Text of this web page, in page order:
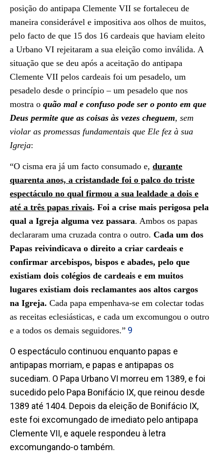
posição do antipapa Clemente VII se fortaleceu de
maneira considerável e impositiva aos olhos de muitos,
pelo facto de que 15 dos 16 cardeais que haviam eleito
a Urbano VI rejeitaram a sua eleição como inválida. A
situação que se deu após a aceitação do antipapa
Clemente VII pelos cardeais foi um pesadelo, um
pesadelo desde o princípio – um pesadelo que nos
mostra o quão mal e confuso pode ser o ponto em que
Deus permite que as coisas às vezes cheguem, sem
violar as promessas fundamentais que Ele fez à sua
Igreja:
“O cisma era já um facto consumado e, durante
quarenta anos, a cristandade foi o palco do triste
espectáculo no qual firmou a sua lealdade a dois e
até a três papas rivais. Foi a crise mais perigosa pela
qual a Igreja alguma vez passara. Ambos os papas
declararam uma cruzada contra o outro. Cada um dos
Papas reivindicava o direito a criar cardeais e
confirmar arcebispos, bispos e abades, pelo que
existiam dois colégios de cardeais e em muitos
lugares existiam dois reclamantes aos altos cargos
na Igreja. Cada papa empenhava-se em colectar todas
as receitas eclesiásticas, e cada um excomungou o outro
e a todos os demais seguidores.” 9
O espectáculo continuou enquanto papas e
antipapas morriam, e papas e antipapas os
sucediam. O Papa Urbano VI morreu em 1389, e foi
sucedido pelo Papa Bonifácio IX, que reinou desde
1389 até 1404. Depois da eleição de Bonifácio IX,
este foi excomungado de imediato pelo antipapa
Clemente VII, e aquele respondeu à letra
excomungando-o também.